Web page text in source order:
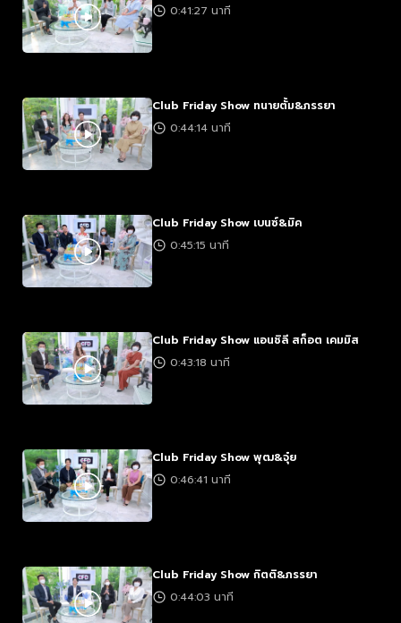
0:41:27 นาที
Club Friday Show ทนายตั้ม&ภรรยา
0:44:14 นาที
Club Friday Show เบนซ์&มิค
0:45:15 นาที
Club Friday Show แอนชิลี สก็อต เคมมิส
0:43:18 นาที
Club Friday Show พุฒ&จุ๋ย
0:46:41 นาที
Club Friday Show กิตติ&ภรรยา
0:44:03 นาที